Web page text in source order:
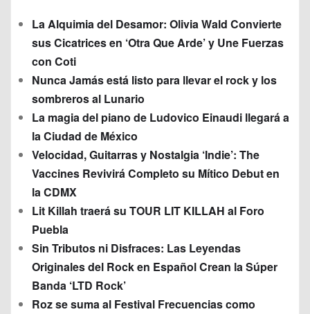
La Alquimia del Desamor: Olivia Wald Convierte
sus Cicatrices en ‘Otra Que Arde’ y Une Fuerzas
con Coti
Nunca Jamás está listo para llevar el rock y los
sombreros al Lunario
La magia del piano de Ludovico Einaudi llegará a
la Ciudad de México
Velocidad, Guitarras y Nostalgia ‘Indie’: The
Vaccines Revivirá Completo su Mítico Debut en
la CDMX
Lit Killah traerá su TOUR LIT KILLAH al Foro
Puebla
Sin Tributos ni Disfraces: Las Leyendas
Originales del Rock en Español Crean la Súper
Banda ‘LTD Rock’
Roz se suma al Festival Frecuencias como